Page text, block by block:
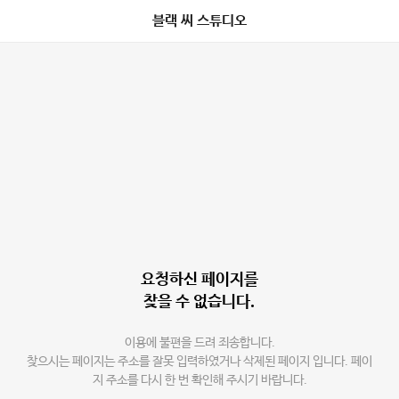
블랙 씨 스튜디오
요청하신 페이지를
찾을 수 없습니다.
이용에 불편을 드려 죄송합니다.
찾으시는 페이지는 주소를 잘못 입력하였거나 삭제된 페이지 입니다. 페이
지 주소를 다시 한 번 확인해 주시기 바랍니다.